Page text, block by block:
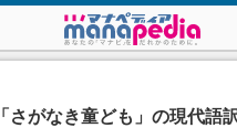
「さがなき童ども」の現代語